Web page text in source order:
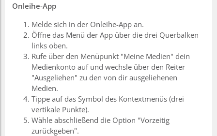
Onleihe-App
Melde sich in der Onleihe-App an.
Öffne das Menü der App über die drei Querbalken
links oben.
Rufe über den Menüpunkt "Meine Medien" dein
Medienkonto auf und wechsle über den Reiter
"Ausgeliehen" zu den von dir ausgeliehenen
Medien.
Tippe auf das Symbol des Kontextmenüs (drei
vertikale Punkte).
Wähle abschließend die Option "Vorzeitig
zurückgeben".